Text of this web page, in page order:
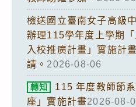
檢送國立臺南女子高級
辦理115學年度上學期
入校推廣計畫」實施計
請。 2026-08-06
轉知
115 年度教師節
座」實施計畫2026-08-